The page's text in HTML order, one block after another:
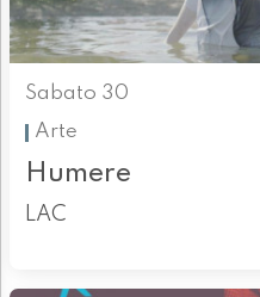
Sabato 30
Arte
Humere
LAC